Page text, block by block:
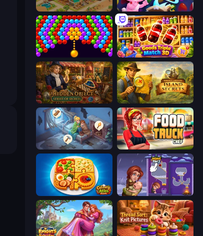
Homesteads: Dream Farm Skydom: Reforged
Bubble Story Goods Triple Match 3D
Hidden Object: Street Of Secrets Hidden Objects: Island Secrets
Merge Haven Food Truck Chef™: A Fun Cooking Game
Culinary Atlas Home Pin 2